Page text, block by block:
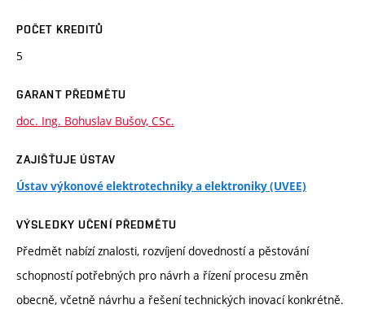
POČET KREDITŮ
5
GARANT PŘEDMĚTU
doc. Ing. Bohuslav Bušov, CSc.
ZAJIŠŤUJE ÚSTAV
Ústav výkonové elektrotechniky a elektroniky (UVEE)
VÝSLEDKY UČENÍ PŘEDMĚTU
Předmět nabízí znalosti, rozvíjení dovedností a pěstování
schopností potřebných pro návrh a řízení procesu změn
obecně, včetně návrhu a řešení technických inovací konkrétně.